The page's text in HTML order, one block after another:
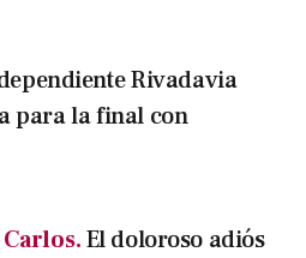
Rivadavia
para la final con
El doloroso adiós